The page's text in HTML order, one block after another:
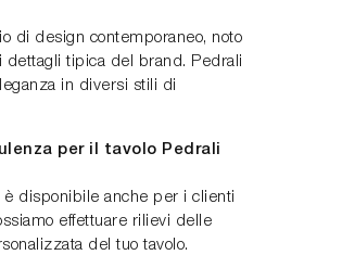
di design contemporaneo, noto
dettagli tipica del brand. Pedrali
in diversi stili di
per il tavolo Pedrali
disponibile anche per i clienti
effettuare rilievi delle
del tuo tavolo.